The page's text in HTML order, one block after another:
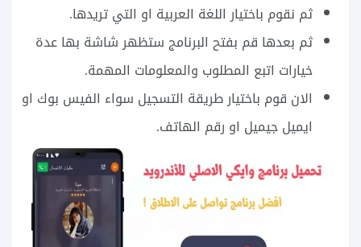
ثم نقوم باختيار اللغة العربية او التي تريدها.
ثم بعدها قم بفتح البرنامج ستظهر شاشة بها عدة
خيارات اتبع المطلوب والمعلومات المهمة.
الان قوم باختيار طريقة التسجيل سواء الفيس بوك او
ايميل جيميل او رقم الهاتف.